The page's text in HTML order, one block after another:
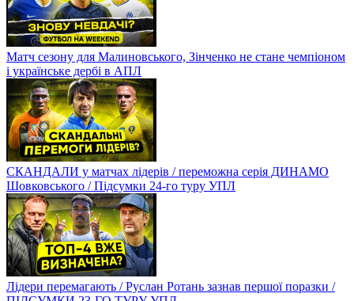
Матч сезону для Малиновського, Зінченко не стане чемпіоном
і українське дербі в АПЛ
СКАНДАЛИ у матчах лідерів / переможна серія ДИНАМО
Шовковського / Підсумки 24-го туру УПЛ
Лідери перемагають / Руслан Ротань зазнав першої поразки /